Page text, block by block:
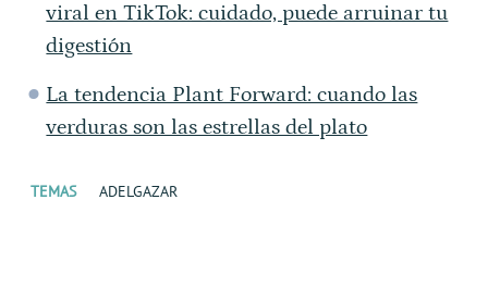
viral en TikTok: cuidado, puede arruinar tu
digestión
La tendencia Plant Forward: cuando las
verduras son las estrellas del plato
TEMAS ADELGAZAR